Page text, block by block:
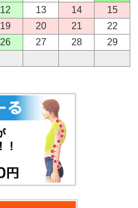
12 13 14
15
19 20 21
22
26 27 28
29